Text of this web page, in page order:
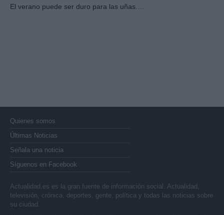
El verano puede ser duro para las uñas.…
Quienes somos
Últimas Noticias
Señala una noticia
Síguenos en Facebook
Actualidad.es es la gran fuente de información social. Actualidad,
televisión, crónica, deportes, gente, política y todas las noticias sobre
su ciudad.